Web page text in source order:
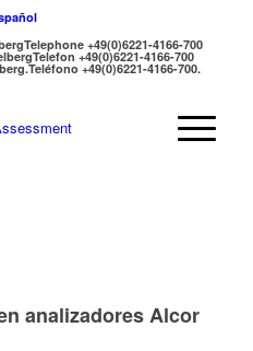
Telephone +49(0)6221-4166-700
Telefon +49(0)6221-4166-700
Teléfono +49(0)6221-4166-700.
analizadores Alcor